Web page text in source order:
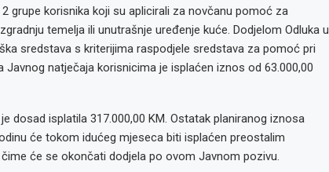
grupe korisnika koji su aplicirali za novčanu pomoć za
temelja ili unutrašnje uređenje kuće. Dodjelom Odluka u
sredstava s kriterijima raspodjele sredstava za pomoć pri
natječaja korisnicima je isplaćen iznos od 63.000,00
dosad isplatila 317.000,00 KM. Ostatak planiranog iznosa
će tokom idućeg mjeseca biti isplaćen preostalim
će se okončati dodjela po ovom Javnom pozivu.